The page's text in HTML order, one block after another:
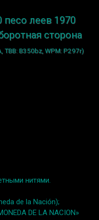
песо леев 1970
сторона
TBB: B350bz, WPM: P297r)
нитями.
de la Nación);
DE LA NACION»